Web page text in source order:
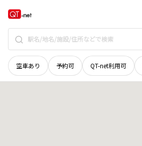
空車あり 予約可 QT-net利用可
島根県